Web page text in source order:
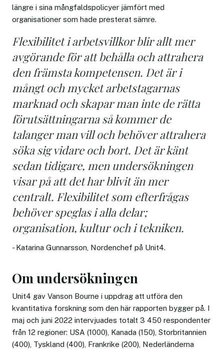
längre i sina mångfaldspolicyer jämfört med
organisationer som hade presterat sämre.
Flexibilitet i arbetsvillkor blir allt mer
avgörande för att behålla och attrahera
den främsta kompetensen. Det är i
mångt och mycket arbetstagarnas
marknad och skapar man inte de rätta
förutsättningarna så kommer de
talanger man vill och behöver attrahera
söka sig vidare och bort. Det är känt
sedan tidigare, men undersökningen
visar på att det har blivit än mer
centralt. Flexibilitet som efterfrågas
behöver speglas i alla delar;
organisation, kultur och i tekniken.
- Katarina Gunnarsson, Nordenchef på Unit4.
Om undersökningen
Unit4 gav Vanson Bourne i uppdrag att utföra den
kvantitativa forskning som den här rapporten bygger på. I
maj och juni 2022 intervjuades totalt 3 450 respondenter
från 12 regioner: USA (1000), Kanada (150), Storbritannien
(400), Tyskland (400), Frankrike (200), Nederländerna